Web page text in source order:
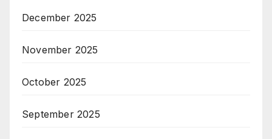
December 2025
November 2025
October 2025
September 2025